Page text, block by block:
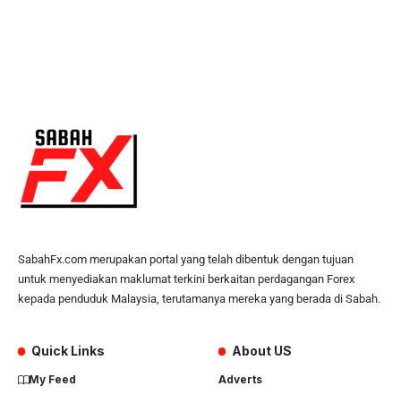
SabahFx.com merupakan portal yang telah dibentuk dengan tujuan
untuk menyediakan maklumat terkini berkaitan perdagangan Forex
kepada penduduk Malaysia, terutamanya mereka yang berada di Sabah.
Quick Links
My Feed
About US
Adverts